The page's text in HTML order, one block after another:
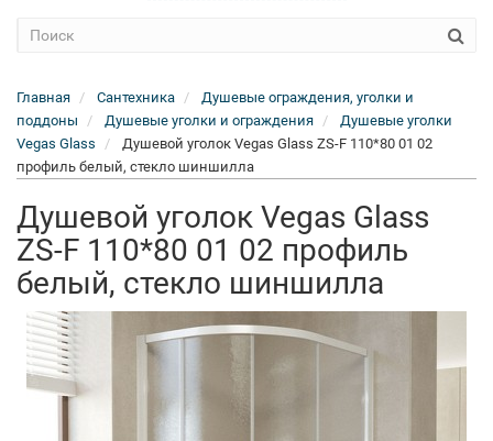
Главная Сантехника
Душевые ограждения, уголки и
поддоны
Душевые уголки и ограждения
Душевые уголки
Vegas Glass
Душевой уголок Vegas Glass ZS-F 110*80 01 02
профиль белый, стекло шиншилла
Душевой уголок Vegas Glass
ZS-F 110*80 01 02 профиль
белый, стекло шиншилла